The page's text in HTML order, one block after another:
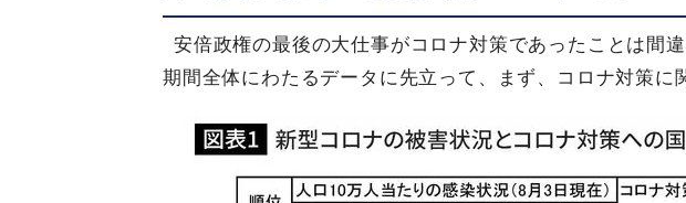
安倍政権の最後の大仕事がコロナ対策であったことは間
期間全体にわたるデータに先立って、まず、コロナ対策に